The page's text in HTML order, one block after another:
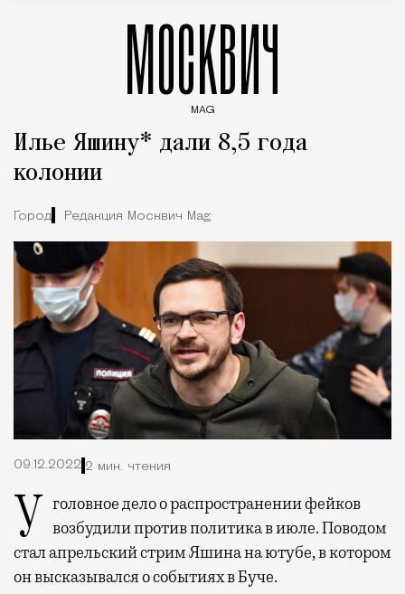
МОСКВИЧ
MAG
Илье Яшину* дали 8,5 года
колонии
Город Редакция Москвич Mag
09.12.2022 2 мин. чтения
Уголовное дело о распространении фейков
возбудили против политика в июле. Поводом
стал апрельский стрим Яшина на ютубе, в котором
он высказывался о событиях в Буче.